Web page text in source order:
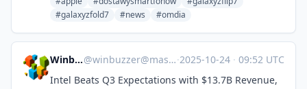
#galaxyzfold7
#news #omdia
Winbuzzer@winbuzzer@mastodon.social ·2025-10-24 · 09:52 UTC
Intel Beats Q3 Expectations with $13.7B Revenue,